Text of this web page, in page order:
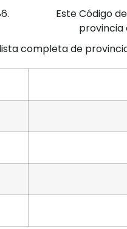
Este Código
provincia
completa de